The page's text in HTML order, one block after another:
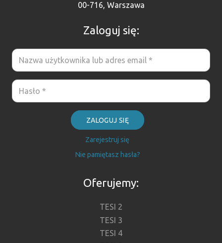
00-716, Warszawa
Zaloguj się:
ZALOGUJ SIĘ
Zarejestruj się
Nie pamiętasz hasła?
Oferujemy:
TESI 2
TESI 3
TESI 4